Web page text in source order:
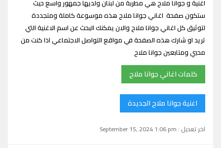
اغنية و جوانا ملاح هي مطربة من لبنان ولديها جمهور واسع حيث
ستكون صفحة اغاني جوانا ملاح هذه موسوعة كاملة ومتجددة
لتوثيق كل اغاني جوانا ملاح والان يمكنك البحث عن اسم الاغنية التي
تريد او شارك هذه الصفحة في مواقع التواصل الاجتماعي اذا كنت من
محبي ومتابعين جوانا ملاح
كلمات اغاني جوانا ملاح
اغنية جوانا ملاح الجديدة
اخر تعديل : September 15, 2024 1:06 pm